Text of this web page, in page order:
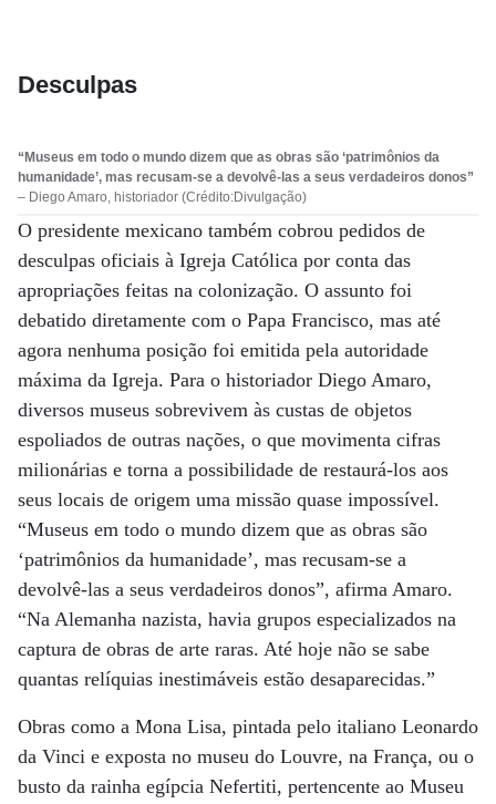
Desculpas
“Museus em todo o mundo dizem que as obras são ‘patrimônios da
humanidade’, mas recusam-se a devolvê-las a seus verdadeiros donos”
– Diego Amaro, historiador (Crédito:Divulgação)
O presidente mexicano também cobrou pedidos de
desculpas oficiais à Igreja Católica por conta das
apropriações feitas na colonização. O assunto foi
debatido diretamente com o Papa Francisco, mas até
agora nenhuma posição foi emitida pela autoridade
máxima da Igreja. Para o historiador Diego Amaro,
diversos museus sobrevivem às custas de objetos
espoliados de outras nações, o que movimenta cifras
milionárias e torna a possibilidade de restaurá-los aos
seus locais de origem uma missão quase impossível.
“Museus em todo o mundo dizem que as obras são
‘patrimônios da humanidade’, mas recusam-se a
devolvê-las a seus verdadeiros donos”, afirma Amaro.
“Na Alemanha nazista, havia grupos especializados na
captura de obras de arte raras. Até hoje não se sabe
quantas relíquias inestimáveis estão desaparecidas.”
Obras como a Mona Lisa, pintada pelo italiano Leonardo
da Vinci e exposta no museu do Louvre, na França, ou o
busto da rainha egípcia Nefertiti, pertencente ao Museu